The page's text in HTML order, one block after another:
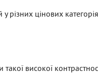
різних цінових
високої